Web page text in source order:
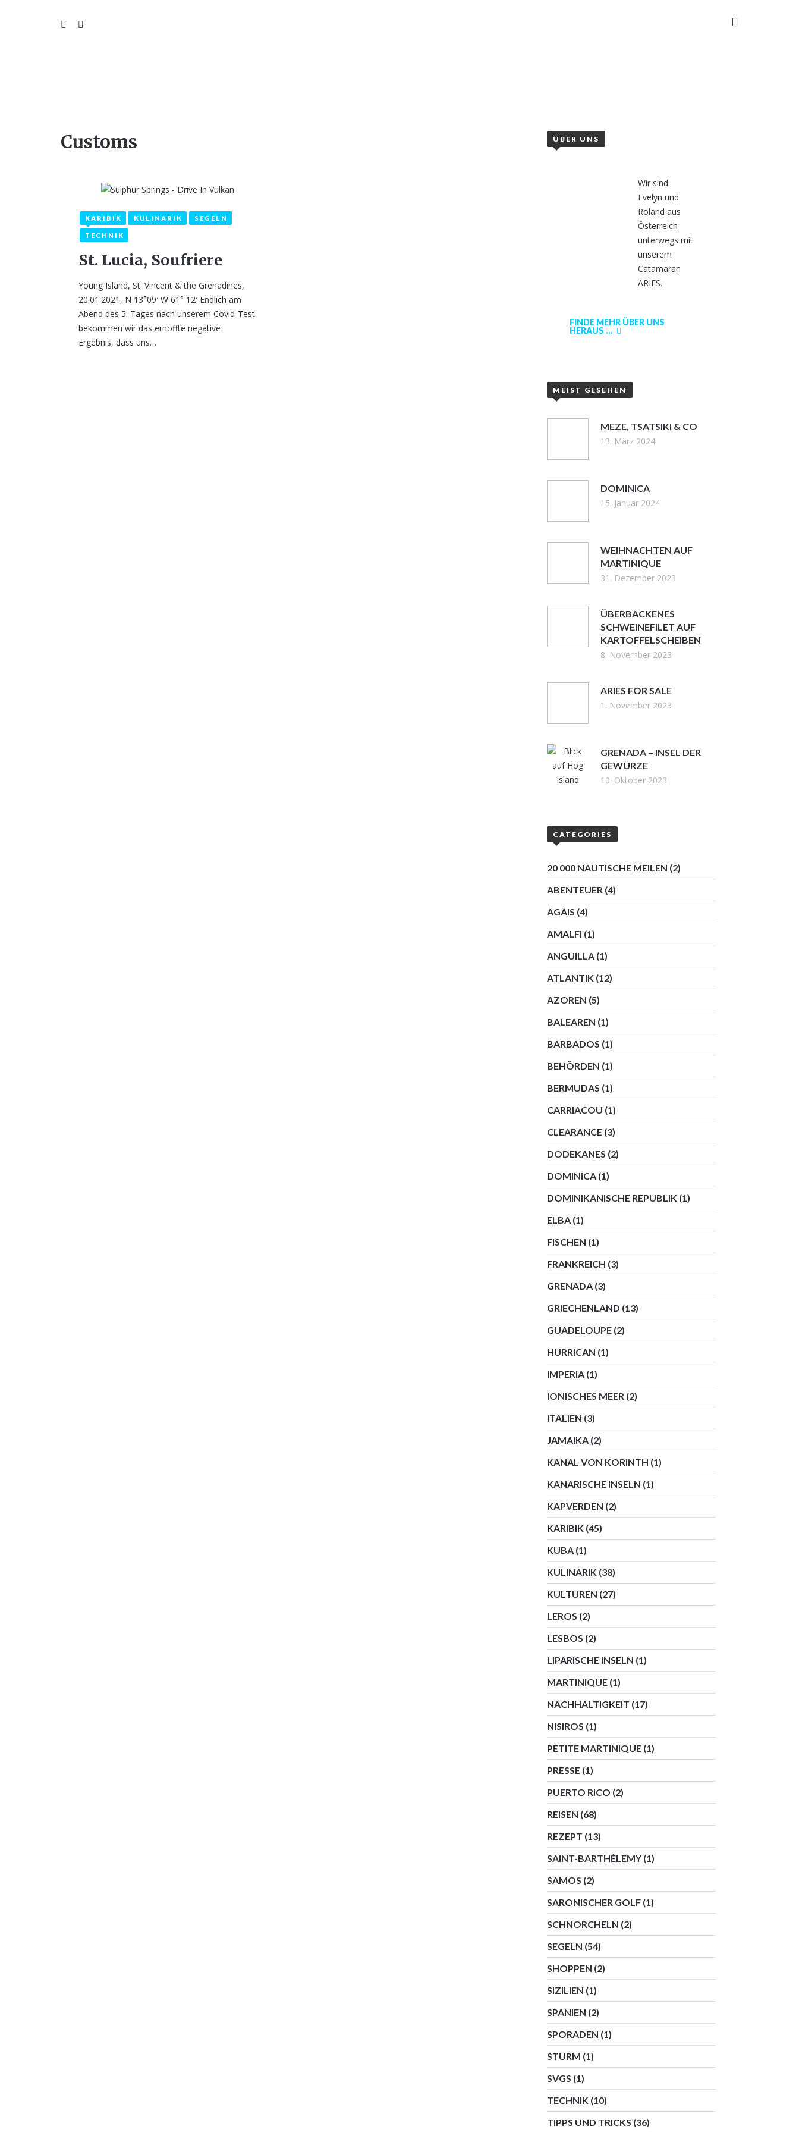
ÜBER UNS
Wir sind
Evelyn und
Roland aus
Österreich
unterwegs mit
unserem
Catamaran
ARIES.
FINDE MEHR ÜBER UNS
HERAUS ...
MEIST GESEHEN
MEZE, TSATSIKI & CO
13. März 2024
DOMINICA
15. Januar 2024
WEIHNACHTEN AUF
MARTINIQUE
31. Dezember 2023
ÜBERBACKENES
SCHWEINEFILET AUF
KARTOFFELSCHEIBEN
8. November 2023
ARIES FOR SALE
1. November 2023
GRENADA – INSEL DER
GEWÜRZE
10. Oktober 2023
CATEGORIES
20 000 NAUTISCHE MEILEN (2)
ABENTEUER (4)
ÄGÄIS (4)
AMALFI (1)
ANGUILLA (1)
ATLANTIK (12)
AZOREN (5)
BALEAREN (1)
BARBADOS (1)
BEHÖRDEN (1)
BERMUDAS (1)
CARRIACOU (1)
CLEARANCE (3)
DODEKANES (2)
DOMINICA (1)
DOMINIKANISCHE REPUBLIK (1)
ELBA (1)
FISCHEN (1)
FRANKREICH (3)
GRENADA (3)
GRIECHENLAND (13)
GUADELOUPE (2)
HURRICAN (1)
IMPERIA (1)
IONISCHES MEER (2)
ITALIEN (3)
JAMAIKA (2)
KANAL VON KORINTH (1)
KANARISCHE INSELN (1)
KAPVERDEN (2)
KARIBIK (45)
KUBA (1)
KULINARIK (38)
KULTUREN (27)
LEROS (2)
LESBOS (2)
LIPARISCHE INSELN (1)
MARTINIQUE (1)
NACHHALTIGKEIT (17)
NISIROS (1)
PETITE MARTINIQUE (1)
PRESSE (1)
PUERTO RICO (2)
REISEN (68)
REZEPT (13)
SAINT-BARTHÉLEMY (1)
SAMOS (2)
SARONISCHER GOLF (1)
SCHNORCHELN (2)
SEGELN (54)
SHOPPEN (2)
SIZILIEN (1)
SPANIEN (2)
SPORADEN (1)
STURM (1)
SVGS (1)
TECHNIK (10)
TIPPS UND TRICKS (36)
Customs
20. Januar 2021 1
KARIBIK KULINARIK SEGELN
TECHNIK
St. Lucia, Soufriere
Young Island, St. Vincent & the Grenadines,
20.01.2021, N 13°09′ W 61° 12′ Endlich am
Abend des 5. Tages nach unserem Covid-Test
bekommen wir das erhoffte negative
Ergebnis, dass uns…